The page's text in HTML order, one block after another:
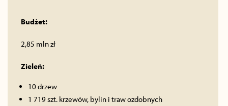
Budżet:
2,85 mln zł
Zieleń:
10 drzew
1 719 szt. krzewów, bylin i traw ozdobnych